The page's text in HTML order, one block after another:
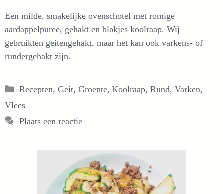
Een milde, smakelijke ovenschotel met romige
aardappelpuree, gehakt en blokjes koolraap. Wij
gebruikten geitengehakt, maar het kan ook varkens- of
rundergehakt zijn.
Categorieën
Recepten, Geit, Groente, Koolraap, Rund, Varken,
Vlees
Plaats een reactie